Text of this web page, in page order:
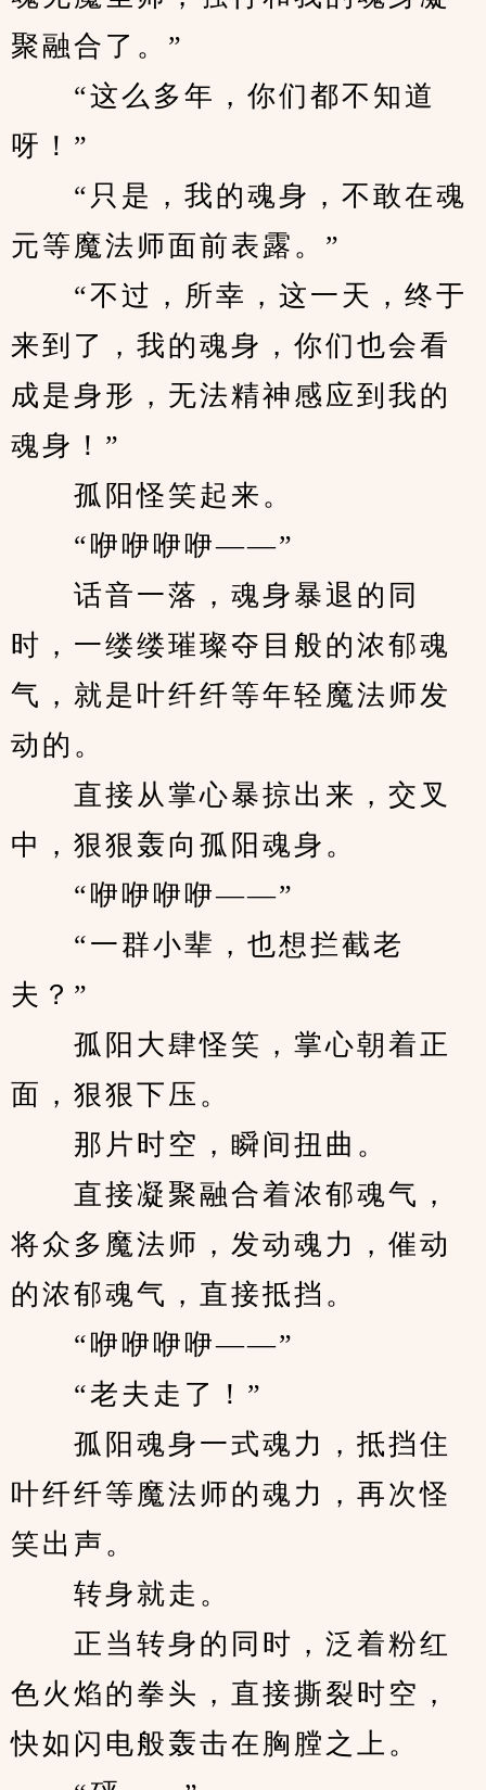
聚融合了。”
“这么多年，你们都不知道
呀！”
“只是，我的魂身，不敢在魂
元等魔法师面前表露。”
“不过，所幸，这一天，终于
来到了，我的魂身，你们也会看
成是身形，无法精神感应到我的
魂身！”
孤阳怪笑起来。
“咿咿咿咿——”
话音一落，魂身暴退的同
时，一缕缕璀璨夺目般的浓郁魂
气，就是叶纤纤等年轻魔法师发
动的。
直接从掌心暴掠出来，交叉
中，狠狠轰向孤阳魂身。
“咿咿咿咿——”
“一群小辈，也想拦截老
夫？”
孤阳大肆怪笑，掌心朝着正
面，狠狠下压。
那片时空，瞬间扭曲。
直接凝聚融合着浓郁魂气，
将众多魔法师，发动魂力，催动
的浓郁魂气，直接抵挡。
“咿咿咿咿——”
“老夫走了！”
孤阳魂身一式魂力，抵挡住
叶纤纤等魔法师的魂力，再次怪
笑出声。
转身就走。
正当转身的同时，泛着粉红
色火焰的拳头，直接撕裂时空，
快如闪电般轰击在胸膛之上。